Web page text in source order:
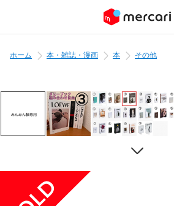
ホーム 本・雑誌・漫画 本 その他